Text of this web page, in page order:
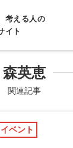
考える人の
イト
森英恵
関連記事
イベント